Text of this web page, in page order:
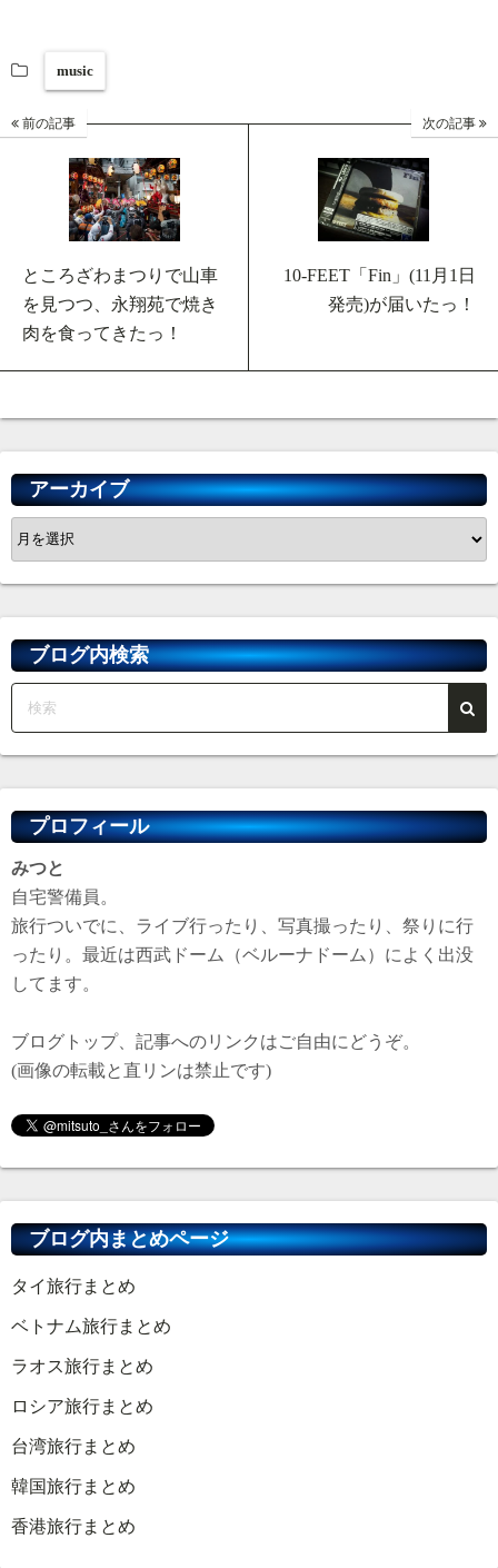
music
前の記事
ところざわまつりで山車
を見つつ、永翔苑で焼き
肉を食ってきたっ！
次の記事
10-FEET「Fin」(11月1日
発売)が届いたっ！
アーカイブ
ア
ー
カ
イ
ブブログ内検索
プロフィール
みつと
自宅警備員。
旅行ついでに、ライブ行ったり、写真撮ったり、祭りに行
ったり。最近は西武ドーム（ベルーナドーム）によく出没
してます。
ブログトップ、記事へのリンクはご自由にどうぞ。
(画像の転載と直リンは禁止です)
ブログ内まとめページ
タイ旅行まとめ
ベトナム旅行まとめ
ラオス旅行まとめ
ロシア旅行まとめ
台湾旅行まとめ
韓国旅行まとめ
香港旅行まとめ